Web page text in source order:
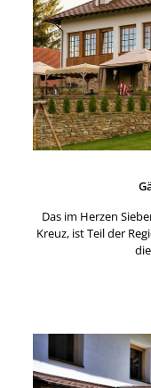
Das im Herzen
Kreuz, ist Teil der